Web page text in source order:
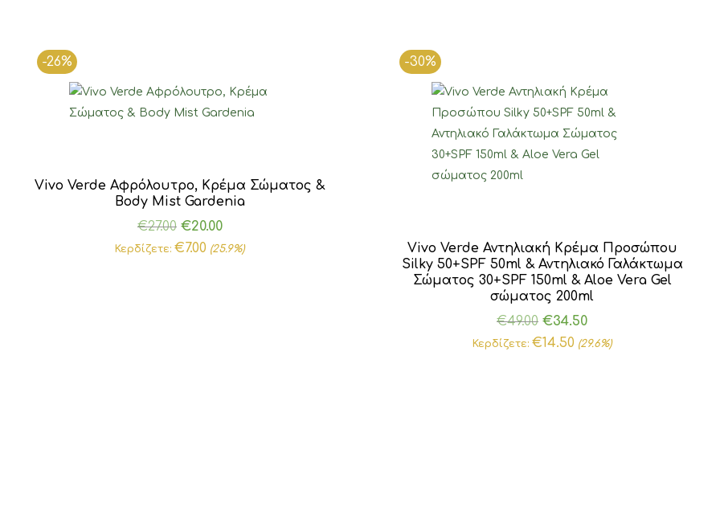
-26%
Vivo Verde Αφρόλουτρο, Κρέμα Σώματος &
Body Mist Gardenia
€27.00 Original
price
€20.00Η
τρέχουσα
Κερδίζετε:€7.00 (25.9%)
-30%
Vivo Verde Αντηλιακή Κρέμα Προσώπου
Silky 50+SPF 50ml & Αντηλιακό Γαλάκτωμα
Σώματος 30+SPF 150ml & Aloe Vera Gel
σώματος 200ml
€49.00 Original
price
€34.50Η
τρέχουσα
Κερδίζετε:€14.50 (29.6%)